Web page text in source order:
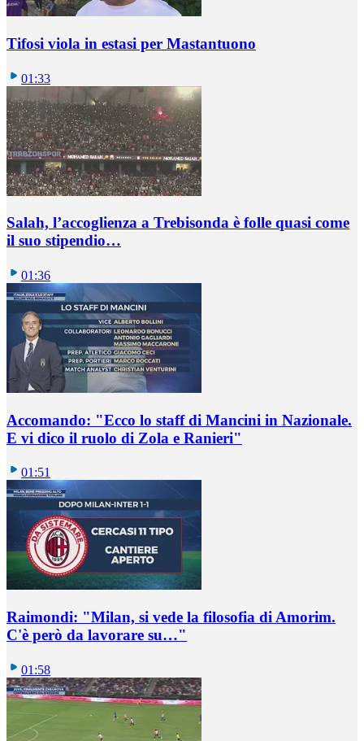
Tifosi viola in estasi per Mastantuono
01:33
Salah, l’accoglienza a Trebisonda è folle quasi come
il suo stipendio…
01:36
Accomando: "Ecco lo staff di Mancini in Nazionale.
E vi dico il ruolo di Zola e Ranieri"
01:51
Raimondi: "Milan, si vede la filosofia di Amorim.
C'è però da lavorare su…"
01:58